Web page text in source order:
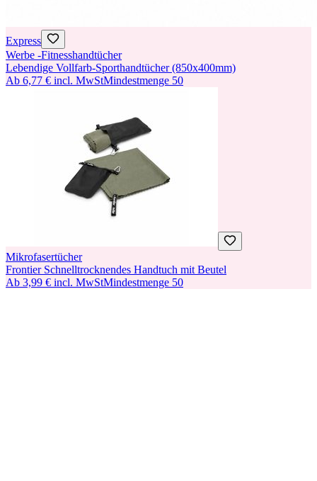
Express
Werbe -Fitnesshandtücher
Lebendige Vollfarb-Sporthandtücher (850x400mm)
Ab 6,77 € incl. MwStMindestmenge 50
Mikrofasertücher
Frontier Schnelltrocknendes Handtuch mit Beutel
Ab 3,99 € incl. MwStMindestmenge 50